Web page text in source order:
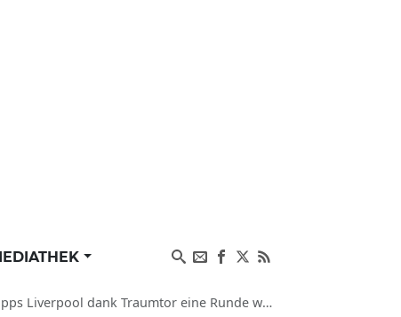
Liverpool dank Traumtor eine Runde weiter